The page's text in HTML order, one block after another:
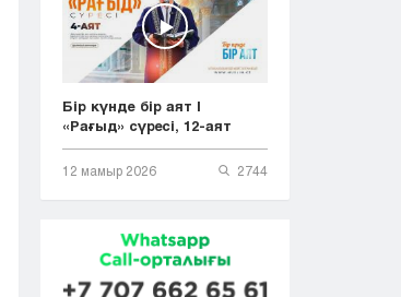
Бір күнде бір аят |
«Рағыд» сүресі, 12-аят
12 мамыр 2026 2744